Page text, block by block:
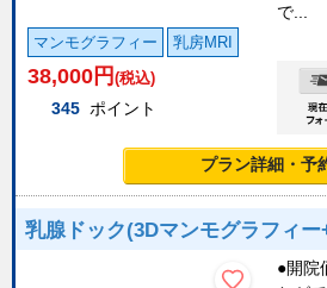
で...
マンモグラフィー 乳房MRI
38,000 円 (税込)
345 ポイント
プラン詳細・予
乳腺ドック(3Dマンモグラフィ
●開院